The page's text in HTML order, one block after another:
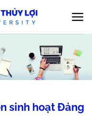
sinh hoạt Đảng